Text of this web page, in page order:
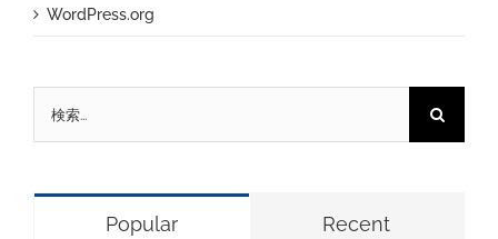
WordPress.org
Popular Recent